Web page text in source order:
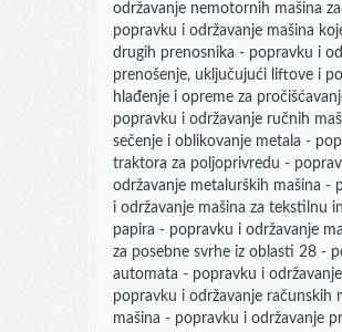
održavanje nemotornih mašina
popravku i održavanje mašina
drugih prenosnika - popravku i
prenošenje, uključujući liftove i
hlađenje i opreme za
popravku i održavanje ručnih
sečenje i oblikovanje metala -
traktora za poljoprivredu -
održavanje metalurških mašina -
i održavanje mašina za tekstilnu
papira - popravku i održavanje
za posebne svrhe iz oblasti 28 -
automata - popravku i
popravku i održavanje računskih
mašina - popravku i održavanje